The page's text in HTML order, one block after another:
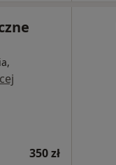
350 zł